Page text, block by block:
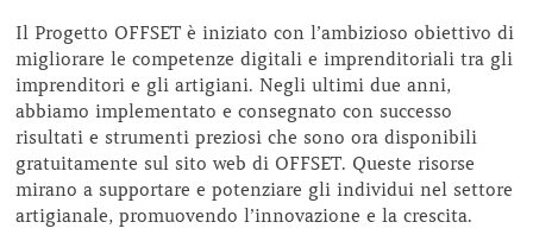
Il Progetto OFFSET è iniziato con l’ambizioso obiettivo di
migliorare le competenze digitali e imprenditoriali tra gli
imprenditori e gli artigiani. Negli ultimi due anni,
abbiamo implementato e consegnato con successo
risultati e strumenti preziosi che sono ora disponibili
gratuitamente sul sito web di OFFSET. Queste risorse
mirano a supportare e potenziare gli individui nel settore
artigianale, promuovendo l’innovazione e la crescita.